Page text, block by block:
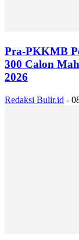
Pra-PKKMB
300 Calon
2026
Redaksi Bulir.id -